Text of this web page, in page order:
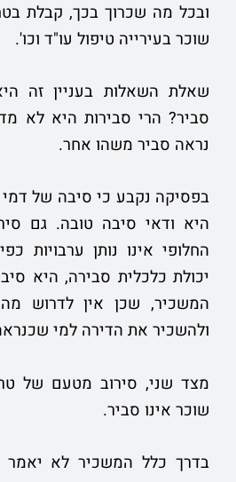
ובכל מה שכרוך בכך, קבלת
שוכר בעירייה טיפול עו"ד וכו'.
שאלת השאלות בעניין זה
סביר? הרי סבירות היא לא
נראה סביר משהו אחר.
בפסיקה נקבע כי סיבה של דמי
היא ודאי סיבה טובה. גם
החלופי אינו נותן ערבויות
יכולת כלכלית סבירה, היא
המשכיר, שכן אין לדרוש
ולהשכיר את הדירה למי
מצד שני, סירוב מטעם של
שוכר אינו סביר.
בדרך כלל המשכיר לא